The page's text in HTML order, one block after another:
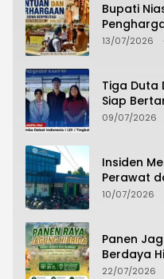
Bupati
Siswa
13/07/2026
Tiga Duta
Siap
09/07/2026
Insiden
Perawat
10/07/2026
Panen
Berdaya
Pertanian
22/07/2026